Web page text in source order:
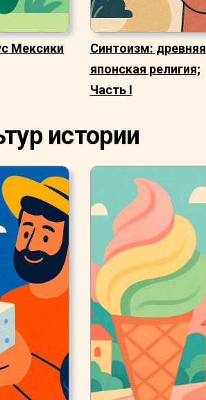
Мексики
Синтоизм: древняя
японская религия;
Часть I
истории